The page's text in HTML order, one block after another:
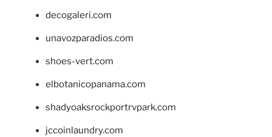
decogaleri.com
unavozparadios.com
shoes-vert.com
elbotanicopanama.com
shadyoaksrockportrvpark.com
jccoinlaundry.com